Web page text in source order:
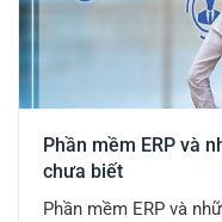
Phần mềm ERP và
chưa biết
Phần mềm ERP và